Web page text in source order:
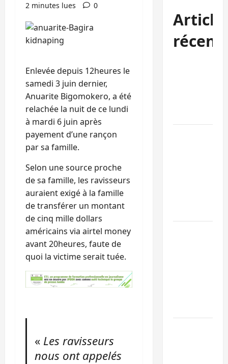
2 minutes lues
0
Enlevée depuis 12heures le
samedi 3 juin dernier,
Anuarite Bigomokero, a été
relachée la nuit de ce lundi
à mardi 6 juin après
payement d’une rançon
par sa famille.
Selon une source proche
de sa famille, les ravisseurs
auraient exigé à la famille
de transférer un montant
de cinq mille dollars
américains via airtel money
avant 20heures, faute de
quoi la victime serait tuée.
« Les ravisseurs
nous ont appelés